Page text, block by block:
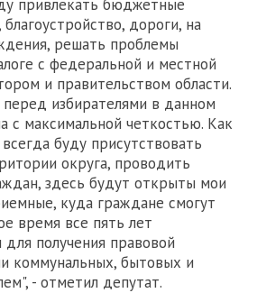
привлекать бюджетные
дороги, на
решать проблемы
с федеральной и местной
и правительством области.
избирателями в данном
с максимальной четкостью. Как
буду присутствовать
округа, проводить
здесь будут открыты мои
куда граждане смогут
время все пять лет
получения правовой
коммунальных, бытовых и
- отметил депутат.